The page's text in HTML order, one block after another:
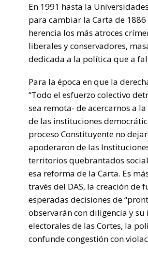
En 1991 hasta la
para cambiar la Carta de
herencia los más atroces
liberales y conservadores,
dedicada a la política que a
Para la época en que la
“Todo el esfuerzo colectivo
sea remota- de acercarnos a
de las instituciones
proceso Constituyente no
apoderaron de las
territorios quebrantados
esa reforma de la Carta. Es
través del DAS, la creación
esperadas decisiones de
observarán con diligencia y su
electorales de las Cortes, la
confunde congestión con